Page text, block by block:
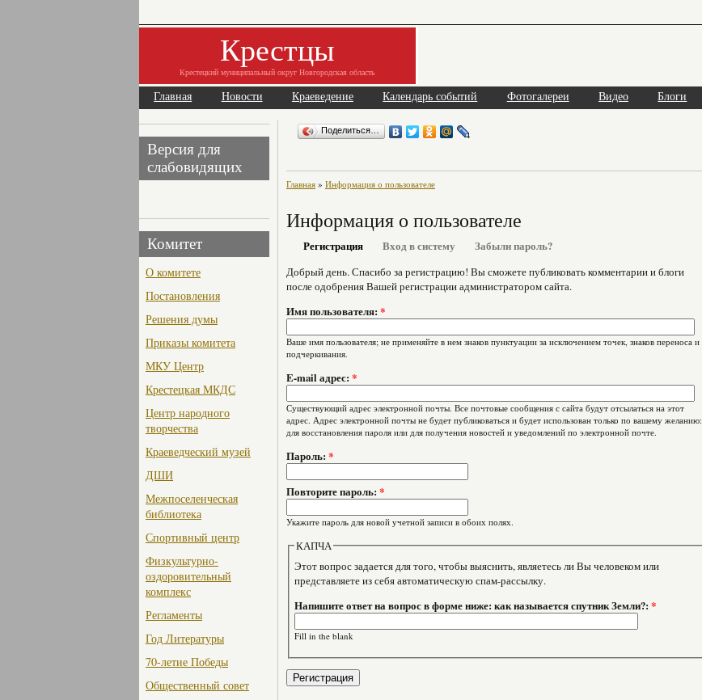
Крестцы
Крестецкий муниципальный округ Новгородская область
Главная Новости Краеведение Календарь событий Фотогалереи Видео Блоги
Версия для
слабовидящих
Комитет
О комитете
Постановления
Решения думы
Приказы комитета
МКУ Центр
Крестецкая МКДС
Центр народного
творчества
Краеведческий музей
ДШИ
Межпоселенческая
библиотека
Спортивный центр
Физкультурно-
оздоровительный
комплекс
Регламенты
Год Литературы
70-летие Победы
Общественный совет
Поделиться…
Главная » Информация о пользователе
Информация о пользователе
Регистрация Вход в систему
Забыли пароль?
Добрый день. Спасибо за регистрацию! Вы сможете публиковать комментарии и блоги
после одобрения Вашей регистрации администратором сайта.
Имя пользователя: *
Ваше имя пользователя; не применяйте в нем знаков пунктуации за исключением точек, знаков переноса и
подчеркивания.
E-mail адрес: *
Существующий адрес электронной почты. Все почтовые сообщения с сайта будут отсылаться на этот
адрес. Адрес электронной почты не будет публиковаться и будет использован только по вашему желанию:
для восстановления пароля или для получения новостей и уведомлений по электронной почте.
Пароль: *
Повторите пароль: *
Укажите пароль для новой учетной записи в обоих полях.
КАПЧА
Этот вопрос задается для того, чтобы выяснить, являетесь ли Вы человеком или
представляете из себя автоматическую спам-рассылку.
Напишите ответ на вопрос в форме ниже: как называется спутник Земли?:*
Fill in the blank